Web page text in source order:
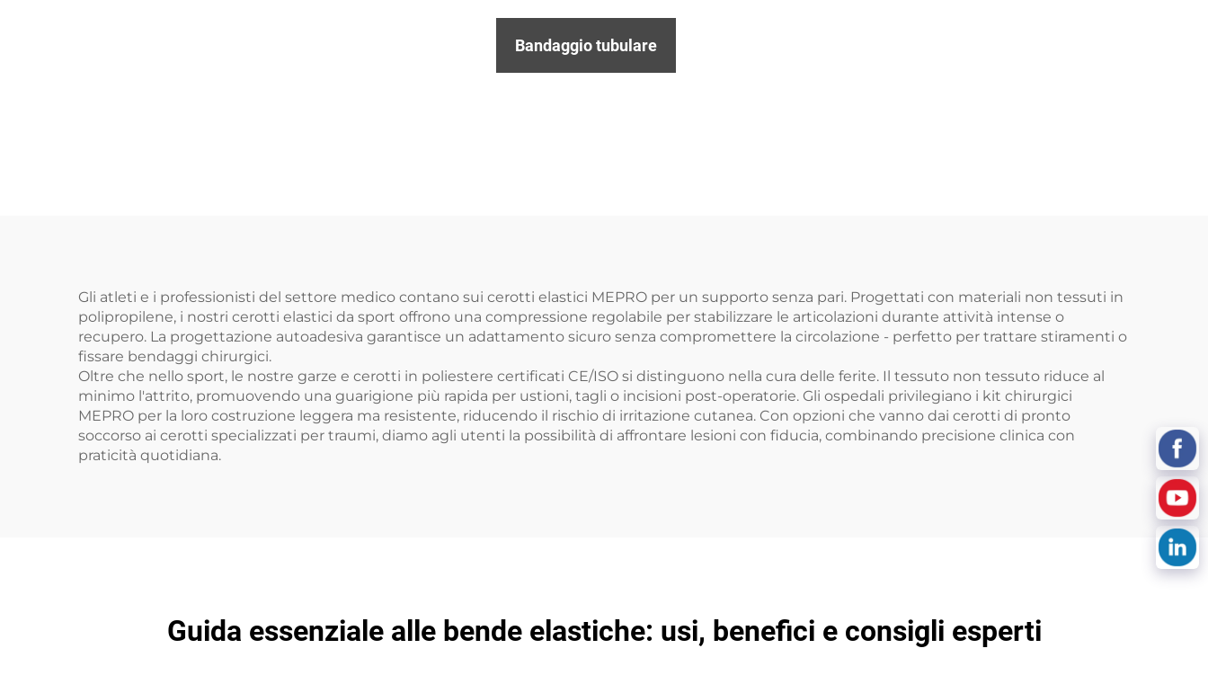
Bandaggio tubulare
Gli atleti e i professionisti del settore medico contano sui cerotti elastici MEPRO per un supporto senza pari. Progettati con materiali non tessuti in
polipropilene, i nostri cerotti elastici da sport offrono una compressione regolabile per stabilizzare le articolazioni durante attività intense o
recupero. La progettazione autoadesiva garantisce un adattamento sicuro senza compromettere la circolazione - perfetto per trattare stiramenti o
fissare bendaggi chirurgici.
Oltre che nello sport, le nostre garze e cerotti in poliestere certificati CE/ISO si distinguono nella cura delle ferite. Il tessuto non tessuto riduce al
minimo l'attrito, promuovendo una guarigione più rapida per ustioni, tagli o incisioni post-operatorie. Gli ospedali privilegiano i kit chirurgici
MEPRO per la loro costruzione leggera ma resistente, riducendo il rischio di irritazione cutanea. Con opzioni che vanno dai cerotti di pronto
soccorso ai cerotti specializzati per traumi, diamo agli utenti la possibilità di affrontare lesioni con fiducia, combinando precisione clinica con
praticità quotidiana.
Guida essenziale alle bende elastiche: usi, benefici e consigli esperti